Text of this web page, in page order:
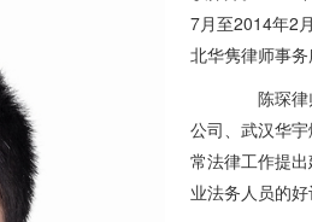
7月至2014年2
北华隽律师事
陈琛律
公司、武汉华
常法律工作提
业法务人员的好